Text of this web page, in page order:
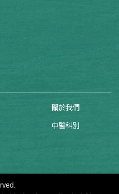
關於我們
中醫科別